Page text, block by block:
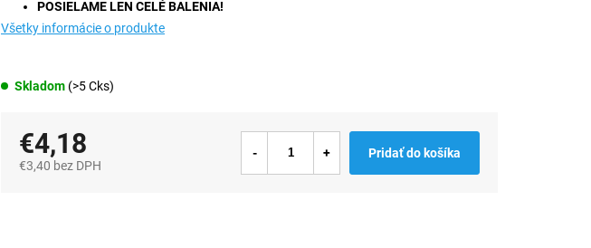
Skladom (>5 Cks)
POSIELAME LEN CELÉ BALENIA!
Všetky informácie o produkte
€4,18
€3,40 bez DPH
Pridať do košíka